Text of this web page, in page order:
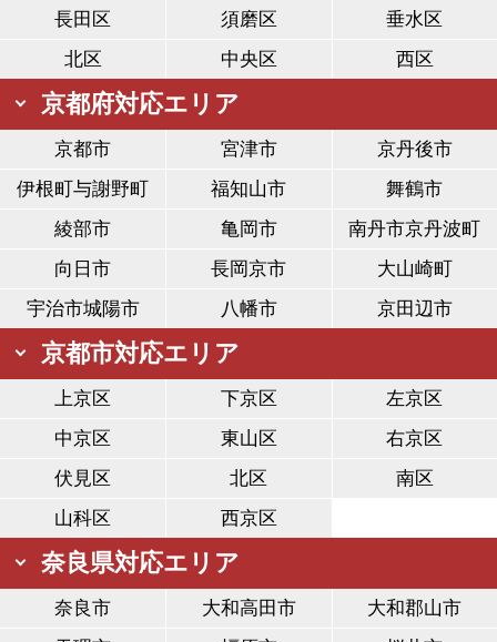
長田区 須磨区
垂水区
北区
中央区 西区
京都府対応エリア
京都市 宮津市
京丹後市
伊根町与謝野町
福知山市
舞鶴市
綾部市
亀岡市
南丹市京丹波町
向日市
長岡京市
大山崎町
宇治市城陽市
八幡市 京田辺市
京都市対応エリア
上京区 下京区
左京区
中京区
東山区
右京区
伏見区
北区
南区
山科区
西京区
奈良県対応エリア
奈良市 大和高田市
大和郡山市